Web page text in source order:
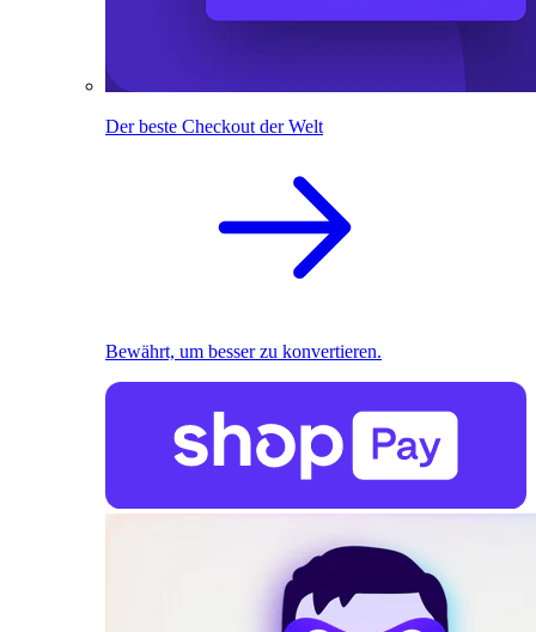
Der beste Checkout der Welt
Bewährt, um besser zu konvertieren.